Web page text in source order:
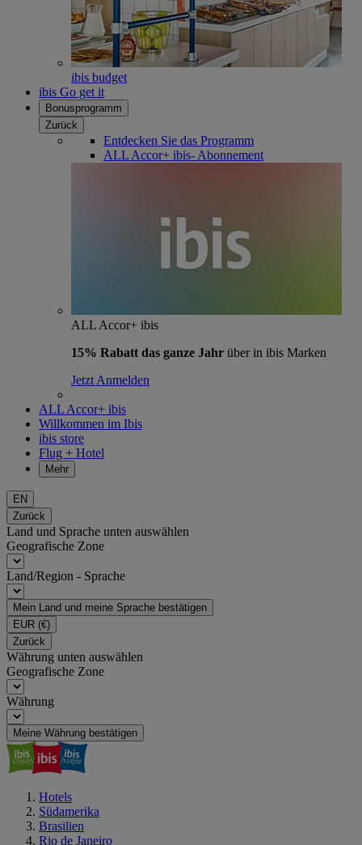
ibis budget
ibis Go get it
Bonusprogramm
Zurück
Entdecken Sie das Programm
ALL Accor+ ibis- Abonnement
ALL Accor+ ibis
15% Rabatt das ganze Jahr über in ibis Marken
Jetzt Anmelden
ALL Accor+ ibis
Willkommen im Ibis
ibis store
Flug + Hotel
Mehr
EN
Zurück
Land und Sprache unten auswählen
Geografische Zone
Land/Region - Sprache
Mein Land und meine Sprache bestätigen
EUR (€)
Zurück
Währung unten auswählen
Geografische Zone
Währung
Meine Währung bestätigen
Hotels
Südamerika
Brasilien
Rio de Janeiro